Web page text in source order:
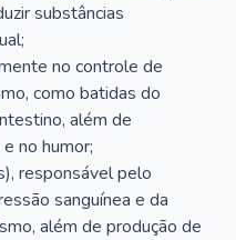
substâncias
no controle de
como batidas do
além de
no humor;
responsável pelo
sanguínea e da
além de produção de